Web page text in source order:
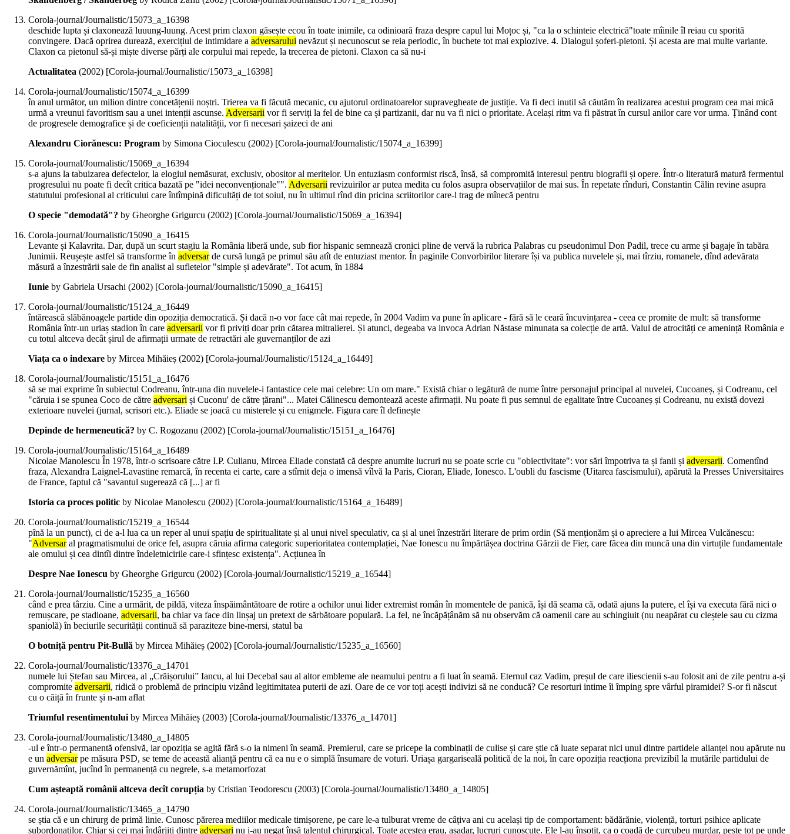
Corola-journal/Journalistic/15073_a_16398
deschide lupta și claxonează luuung-luung. Acest prim claxon găsește ecou în toate inimile, ca odinioară fraza despre capul lui Moțoc și, "ca la o schinteie electrică"toate mîinile îl reiau cu sporită
convingere. Dacă oprirea durează, exercițiul de intimidare a adversarului nevăzut și necunoscut se reia periodic, în buchete tot mai explozive. 4. Dialogul șoferi-pietoni. Și acesta are mai multe variante.
Claxon ca pietonul să-și miște diverse părți ale corpului mai repede, la trecerea de pietoni. Claxon ca să nu-i
Actualitatea (2002) [Corola-journal/Journalistic/15073_a_16398]
Corola-journal/Journalistic/15074_a_16399
în anul următor, un milion dintre concetățenii noștri. Trierea va fi făcută mecanic, cu ajutorul ordinatoarelor supravegheate de justiție. Va fi deci inutil să căutăm în realizarea acestui program cea mai mică
urmă a vreunui favoritism sau a unei intenții ascunse. Adversarii vor fi serviți la fel de bine ca și partizanii, dar nu va fi nici o prioritate. Același ritm va fi păstrat în cursul anilor care vor urma. Ținând cont
de progresele demografice și de coeficienții natalității, vor fi necesari șaizeci de ani
Alexandru Ciorănescu: Program by Simona Cioculescu (2002) [Corola-journal/Journalistic/15074_a_16399]
Corola-journal/Journalistic/15069_a_16394
s-a ajuns la tabuizarea defectelor, la elogiul nemăsurat, exclusiv, obositor al meritelor. Un entuziasm conformist riscă, însă, să compromită interesul pentru biografii și opere. Într-o literatură matură fermentul
progresului nu poate fi decît critica bazată pe "idei neconvenționale"". Adversarii revizuirilor ar putea medita cu folos asupra observațiilor de mai sus. În repetate rînduri, Constantin Călin revine asupra
statutului profesional al criticului care întîmpină dificultăți de tot soiul, nu în ultimul rînd din pricina scriitorilor care-l trag de mînecă pentru
O specie "demodată"? by Gheorghe Grigurcu (2002) [Corola-journal/Journalistic/15069_a_16394]
Corola-journal/Journalistic/15090_a_16415
Levante și Kalavrita. Dar, după un scurt stagiu la România liberă unde, sub fior hispanic semnează cronici pline de vervă la rubrica Palabras cu pseudonimul Don Padil, trece cu arme și bagaje în tabăra
Junimii. Reușește astfel să transforme în adversarde cursă lungă pe primul său atît de entuziast mentor. În paginile Convorbirilor literare își va publica nuvelele și, mai tîrziu, romanele, dînd adevărata
măsură a înzestrării sale de fin analist al sufletelor "simple și adevărate". Tot acum, în 1884
Iunie by Gabriela Ursachi (2002) [Corola-journal/Journalistic/15090_a_16415]
Corola-journal/Journalistic/15124_a_16449
întărească slăbănoagele partide din opoziția democratică. Și dacă n-o vor face cât mai repede, în 2004 Vadim va pune în aplicare - fără să le ceară încuvințarea - ceea ce promite de mult: să transforme
România într-un uriaș stadion în care adversarii vor fi priviți doar prin cătarea mitralierei. Și atunci, degeaba va invoca Adrian Năstase minunata sa colecție de artă. Valul de atrocități ce amenință România e
cu totul altceva decât șirul de afirmații urmate de retractări ale guvernanților de azi
Viața ca o indexare by Mircea Mihăieș (2002) [Corola-journal/Journalistic/15124_a_16449]
Corola-journal/Journalistic/15151_a_16476
să se mai exprime în subiectul Codreanu, într-una din nuvelele-i fantastice cele mai celebre: Un om mare." Există chiar o legătură de nume între personajul principal al nuvelei, Cucoaneș, și Codreanu, cel
"căruia i se spunea Coco de către adversari și Cuconu' de către țărani"... Matei Călinescu demontează aceste afirmații. Nu poate fi pus semnul de egalitate între Cucoaneș și Codreanu, nu există dovezi
exterioare nuvelei (jurnal, scrisori etc.). Eliade se joacă cu misterele și cu enigmele. Figura care îl definește
Depinde de hermeneutică? by C. Rogozanu (2002) [Corola-journal/Journalistic/15151_a_16476]
Corola-journal/Journalistic/15164_a_16489
Nicolae Manolescu În 1978, într-o scrisoare către I.P. Culianu, Mircea Eliade constată că despre anumite lucruri nu se poate scrie cu "obiectivitate": vor sări împotriva ta și fanii și adversarii. Comentînd
fraza, Alexandra Laignel-Lavastine remarcă, în recenta ei carte, care a stîrnit deja o imensă vîlvă la Paris, Cioran, Eliade, Ionesco. L'oubli du fascisme (Uitarea fascismului), apărută la Presses Universitaires
de France, faptul că "savantul sugerează că [...] ar fi
Istoria ca proces politic by Nicolae Manolescu (2002) [Corola-journal/Journalistic/15164_a_16489]
Corola-journal/Journalistic/15219_a_16544
pînă la un punct), ci de a-l lua ca un reper al unui spațiu de spiritualitate și al unui nivel speculativ, ca și al unei înzestrări literare de prim ordin (Să menționăm și o apreciere a lui Mircea Vulcănescu:
"Adversaral pragmatismului de orice fel, asupra căruia afirma categoric superioritatea contemplației, Nae Ionescu nu împărtășea doctrina Gărzii de Fier, care făcea din muncă una din virtuțile fundamentale
ale omului și cea dintîi dintre îndeletnicirile care-i sfințesc existența". Acțiunea în
Despre Nae Ionescu by Gheorghe Grigurcu (2002) [Corola-journal/Journalistic/15219_a_16544]
Corola-journal/Journalistic/15235_a_16560
când e prea târziu. Cine a urmărit, de pildă, viteza înspăimântătoare de rotire a ochilor unui lider extremist român în momentele de panică, își dă seama că, odată ajuns la putere, el își va executa fără nici o
remușcare, pe stadioane, adversarii, ba chiar va face din linșaj un pretext de sărbătoare populară. La fel, ne încăpățânăm să nu observăm că oamenii care au schingiuit (nu neapărat cu cleștele sau cu cizma
spaniolă) în beciurile securității continuă să paraziteze bine-mersi, statul ba
O botniță pentru Pit-Bullă by Mircea Mihăieș (2002) [Corola-journal/Journalistic/15235_a_16560]
Corola-journal/Journalistic/13376_a_14701
numele lui Ștefan sau Mircea, al „Crăișorului” Iancu, al lui Decebal sau al altor embleme ale neamului pentru a fi luat în seamă. Eternul caz Vadim, preșul de care iliescienii s-au folosit ani de zile pentru a-și
compromite adversarii, ridică o problemă de principiu vizând legitimitatea puterii de azi. Oare de ce vor toți acești indivizi să ne conducă? Ce resorturi intime îi împing spre vârful piramidei? S-or fi născut
cu o căiță în frunte și n-am aflat
Triumful resentimentuluiby Mircea Mihăieș (2003) [Corola-journal/Journalistic/13376_a_14701]
Corola-journal/Journalistic/13480_a_14805
-ul e într-o permanentă ofensivă, iar opoziția se agită fără s-o ia nimeni în seamă. Premierul, care se pricepe la combinații de culise și care știe că luate separat nici unul dintre partidele alianței nou apărute nu
e un adversarpe măsura PSD, se teme de această alianță pentru că ea nu e o simplă însumare de voturi. Uriașa gargariseală politică de la noi, în care opoziția reacționa previzibil la mutările partidului de
guvernămînt, jucînd în permanență cu negrele, s-a metamorfozat
Cum așteaptă românii altceva decît corupția by Cristian Teodorescu (2003) [Corola-journal/Journalistic/13480_a_14805]
Corola-journal/Journalistic/13465_a_14790
se știa că e un chirurg de primă linie. Cunosc părerea mediilor medicale timișorene, pe care le-a tulburat vreme de câțiva ani cu același tip de comportament: bădărănie, violență, torturi psihice aplicate
subordonaților. Chiar și cei mai îndârjiți dintre adversari nu i-au negat însă talentul chirurgical. Toate acestea erau, așadar, lucruri cunoscute. Ele l-au însoțit, ca o coadă de curcubeu murdar, peste tot pe unde